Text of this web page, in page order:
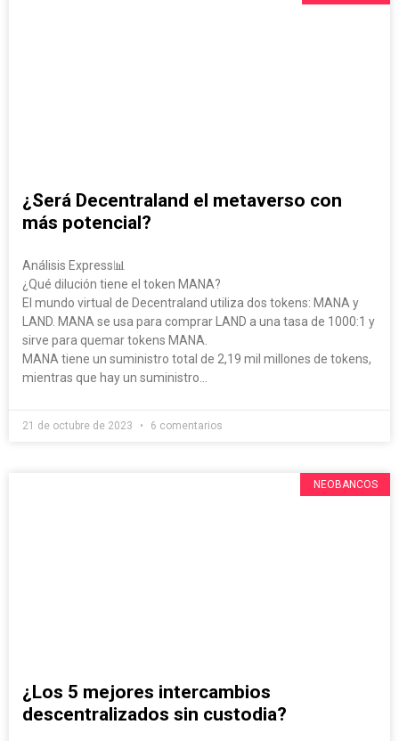
¿Será Decentraland el metaverso con
más potencial?
Análisis Express📊
¿Qué dilución tiene el token MANA?
El mundo virtual de Decentraland utiliza dos tokens: MANA y
LAND. MANA se usa para comprar LAND a una tasa de 1000:1 y
sirve para quemar tokens MANA.
MANA tiene un suministro total de 2,19 mil millones de tokens,
mientras que hay un suministro…
21 de octubre de 2023 6 comentarios
NEOBANCOS
¿Los 5 mejores intercambios
descentralizados sin custodia?